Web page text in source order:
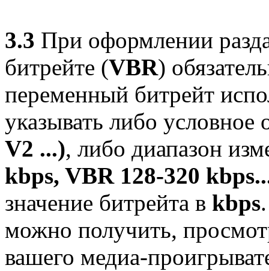
3.3 При оформлении
битрейте (VBR)
переменный битрейт
указывать либо условное
V2 ...), либо диапазон
kbps, VBR 128-320
значение битрейта в kbps
можно получить,
вашего медиа-